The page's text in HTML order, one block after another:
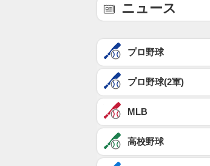
ニュース
プロ野球
プロ野球(2軍)
MLB
高校野球